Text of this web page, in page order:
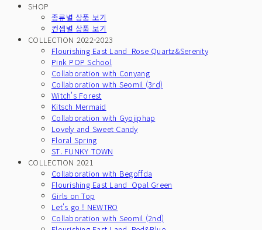
SHOP
종류별 상품 보기
컨셉별 상품 보기
COLLECTION 2022-2023
Flourishing East Land_Rose Quartz&Serenity
Pink POP School
Collaboration with Conyang
Collaboration with Seomil (3rd)
Witch's Forest
Kitsch Mermaid
Collaboration with Gyojiphap
Lovely and Sweet Candy
Floral Spring
ST. FUNKY TOWN
COLLECTION 2021
Collaboration with Begoffda
Flourishing East Land_Opal Green
Girls on Top
Let's go ! NEWTRO
Collaboration with Seomil (2nd)